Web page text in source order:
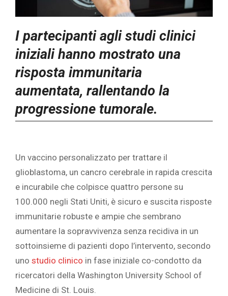
I partecipanti agli studi clinici
iniziali hanno mostrato una
risposta immunitaria
aumentata, rallentando la
progressione tumorale.
Un vaccino personalizzato per trattare il
glioblastoma, un cancro cerebrale in rapida crescita
e incurabile che colpisce quattro persone su
100.000 negli Stati Uniti, è sicuro e suscita risposte
immunitarie robuste e ampie che sembrano
aumentare la sopravvivenza senza recidiva in un
sottoinsieme di pazienti dopo l’intervento, secondo
uno studio clinico in fase iniziale co-condotto da
ricercatori della Washington University School of
Medicine di St. Louis.